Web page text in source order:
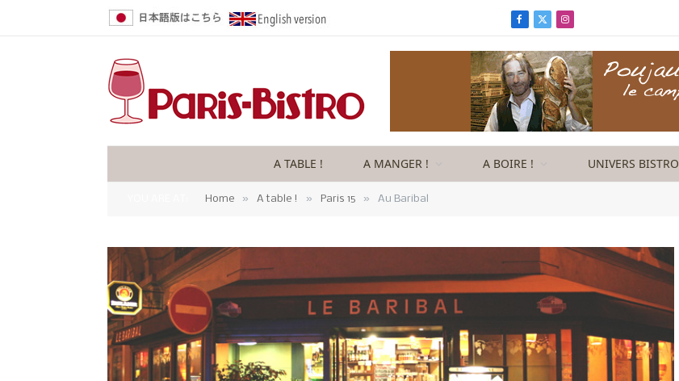
Facebook
X
Instagram
A TABLE ! A MANGER ! A BOIRE ! UNIVERS BISTRO
Home » A table ! » Paris 15 » Au Baribal